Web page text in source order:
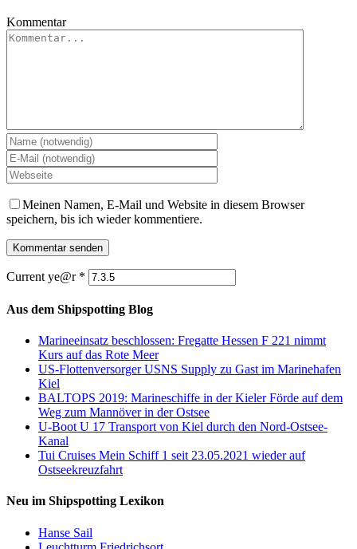
Kommentar
Meinen Namen, E-Mail und Website in diesem Browser
speichern, bis ich wieder kommentiere.
Current ye@r *
Aus dem Shipspotting Blog
Marineeinsatz beschlossen: Fregatte Hessen F 221 nimmt
Kurs auf das Rote Meer
US-Flottenversorger USNS Supply zu Gast im Marinehafen
Kiel
BALTOPS 2019: Marineschiffe in der Kieler Förde auf dem
Weg zum Mannöver in der Ostsee
U-Boot U 17 Transport von Kiel durch den Nord-Ostsee-
Kanal
Tui Cruises Mein Schiff 1 seit 23.05.2021 wieder auf
Ostseekreuzfahrt
Neu im Shipspotting Lexikon
Hanse Sail